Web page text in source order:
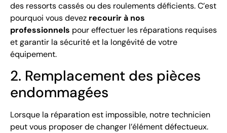
des ressorts cassés ou des roulements déficients. C’est
pourquoi vous devez recourir à nos
professionnels pour effectuer les réparations requises
et garantir la sécurité et la longévité de votre
équipement.
2. Remplacement des pièces
endommagées
Lorsque la réparation est impossible, notre technicien
peut vous proposer de changer l’élément défectueux.